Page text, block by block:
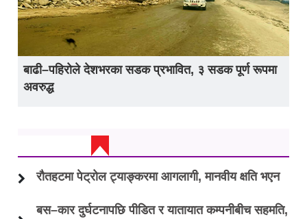
बाढी–पहिरोले देशभरका सडक प्रभावित, ३ सडक पूर्ण रूपमा
अवरुद्ध
रौतहटमा पेट्रोल ट्याङ्करमा आगलागी, मानवीय क्षति भएन
बस–कार दुर्घटनापछि पीडित र यातायात कम्पनीबीच सहमति,